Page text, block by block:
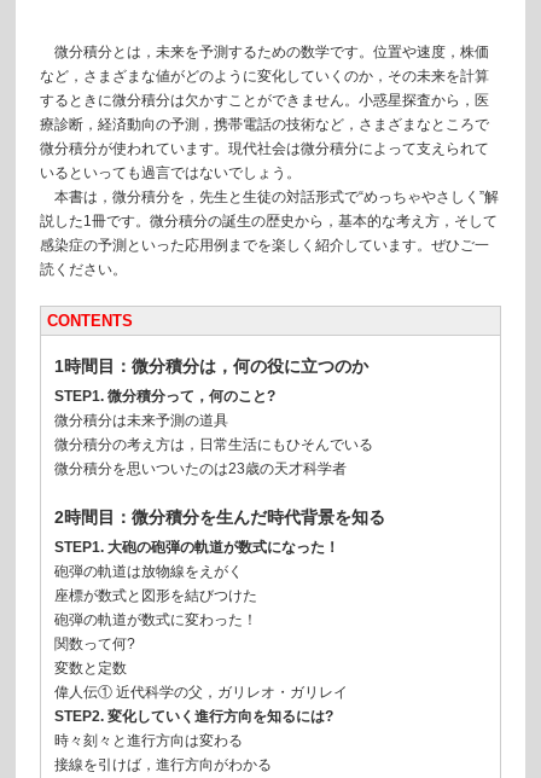
微分積分とは，未来を予測するための数学です。位置や速度，株価
など，さまざまな値がどのように変化していくのか，その未来を計算
するときに微分積分は欠かすことができません。小惑星探査から，医
療診断，経済動向の予測，携帯電話の技術など，さまざまなところで
微分積分が使われています。現代社会は微分積分によって支えられて
いるといっても過言ではないでしょう。
本書は，微分積分を，先生と生徒の対話形式で“めっちゃやさしく”解
説した1冊です。微分積分の誕生の歴史から，基本的な考え方，そして
感染症の予測といった応用例までを楽しく紹介しています。ぜひご一
読ください。
CONTENTS
1時間目：微分積分は，何の役に立つのか
STEP1. 微分積分って，何のこと?
微分積分は未来予測の道具
微分積分の考え方は，日常生活にもひそんでいる
微分積分を思いついたのは23歳の天才科学者
2時間目：微分積分を生んだ時代背景を知る
STEP1. 大砲の砲弾の軌道が数式になった！
砲弾の軌道は放物線をえがく
座標が数式と図形を結びつけた
砲弾の軌道が数式に変わった！
関数って何?
変数と定数
偉人伝① 近代科学の父，ガリレオ・ガリレイ
STEP2. 変化していく進行方向を知るには?
時々刻々と進行方向は変わる
接線を引けば，進行方向がわかる